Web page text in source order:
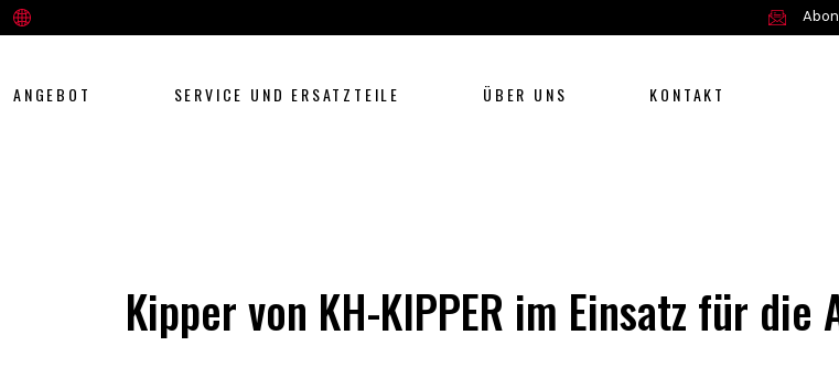
ANGEBOT SERVICE UND ERSATZTEILE ÜBER UNS KONTAKT
Kipper von KH-KIPPER im Einsatz für die